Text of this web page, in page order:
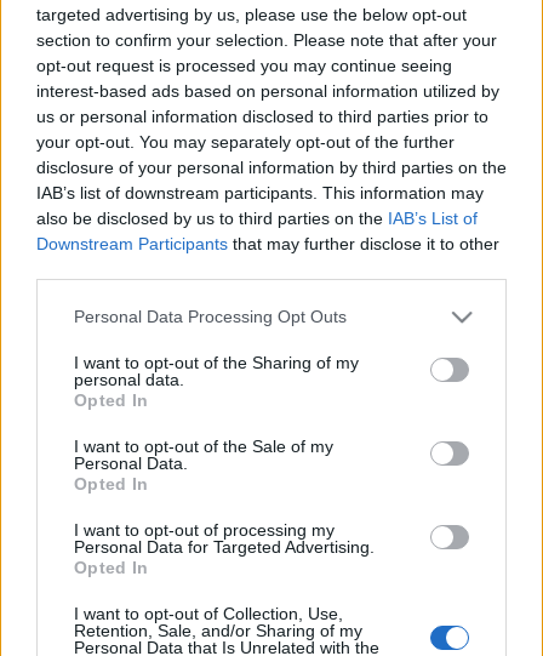
targeted advertising by us, please use the below opt-out
section to confirm your selection. Please note that after your
opt-out request is processed you may continue seeing
interest-based ads based on personal information utilized by
us or personal information disclosed to third parties prior to
your opt-out. You may separately opt-out of the further
disclosure of your personal information by third parties on the
IAB’s list of downstream participants. This information may
also be disclosed by us to third parties on the IAB’s List of
Downstream Participants that may further disclose it to other
Please note that this website/app uses one or more Google
not limited to your visit or usage behaviour. You may click to
grant or deny consent to Google and its third-party tags to
use your data for below specified purposes in below Google
consent section.
Personal Data Processing Opt Outs
I want to opt-out of the Sharing of my
personal data.
Opted In
I want to opt-out of the Sale of my
Personal Data.
Opted In
I want to opt-out of processing my
Personal Data for Targeted Advertising.
Opted In
I want to opt-out of Collection, Use,
Retention, Sale, and/or Sharing of my
Personal Data that Is Unrelated with the
LEGFRISSEBB
Országos hírek
Nem az üres, hanem az okosan működő
épület energiatakarékos
Országos hírek
Megérkezett az eső a Duna vízgyűjtőjére
mérföldköve a felülvizsgálat
árnyékában?